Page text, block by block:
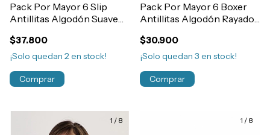
Pack Por Mayor 6 Slip
Antillitas Algodón Suave
Embutido Niño Art.180
$37.800
¡Solo quedan 2en stock!
Comprar
Pack Por Mayor 6 Boxer
Antillitas Algodón Rayado
Art.390
$30.900
¡Solo quedan 3 en stock!
Comprar
1 / 8 1 / 8